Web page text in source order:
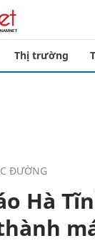
Thị trường
ĐƯỜNG
Hà